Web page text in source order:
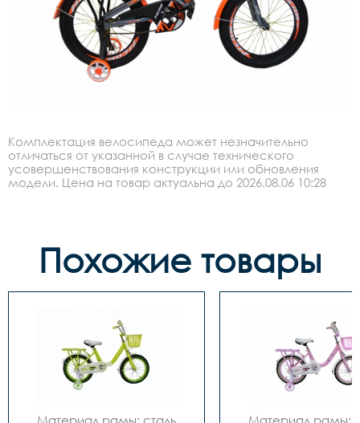
Комплектация велосипеда может незначительно
отличаться от указанной в случае технического
усовершенствования конструкции или обновления
модели. Цена на товар актуальна до 2026.08.06 10:28
Похожие товары
Материал рамы: сталь
Материал рамы: